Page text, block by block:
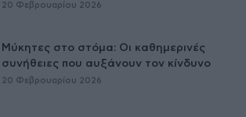
20 Φεβρουαρίου 2026
Μύκητες στο στόμα: Οι καθημερινές
συνήθειες που αυξάνουν τον κίνδυνο
20 Φεβρουαρίου 2026